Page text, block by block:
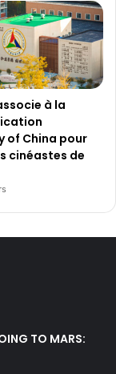
à la
of China pour
cinéastes de
TO MARS: